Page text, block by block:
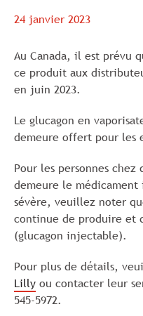
24 janvier 2023
Au Canada, il est prévu
ce produit aux
en juin 2023.
Le glucagon en
demeure offert pour les
Pour les personnes
demeure le médicament
sévère, veuillez noter
continue de produire et
(glucagon injectable).
Pour plus de détails,
Lilly ou contacter leur
545-5972.